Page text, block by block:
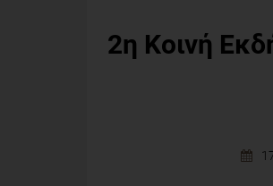
2η Κοινή